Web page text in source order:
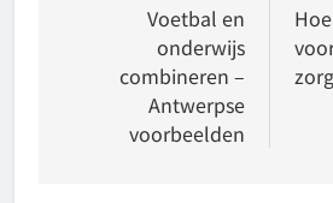
navigation
Voetbal en
onderwijs
combineren –
Antwerpse
voorbeelden